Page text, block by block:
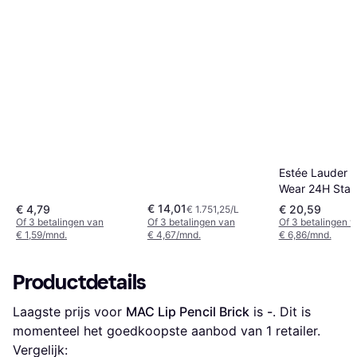
€ 4,79
Of 3 betalingen van
€ 1,59/mnd.
€ 14,01€ 1.751,25/L
Of 3 betalingen van
€ 4,67/mnd.
Estée Lauder
Wear 24H
Place Lip
Red
€ 20,59
Of 3 betalingen
€ 6,86/mnd.
Productdetails
Laagste prijs voor MAC Lip Pencil Brick is -. Dit is
momenteel het goedkoopste aanbod van 1 retailer.
Vergelijk: